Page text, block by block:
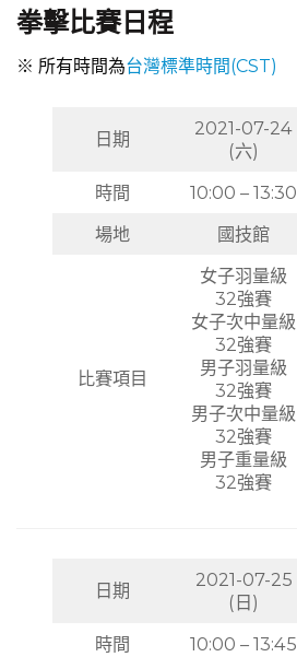
拳擊比賽日程
※ 所有時間為台灣標準時間(CST)
日期
2021-07-24
(六)
時間
10:00 – 13:30
場地
國技館
比賽項目
女子羽量級
32強賽
女子次中量級
32強賽
男子羽量級
32強賽
男子次中量級
32強賽
男子重量級
32強賽
日期
2021-07-25
(日)
時間
10:00 – 13:45